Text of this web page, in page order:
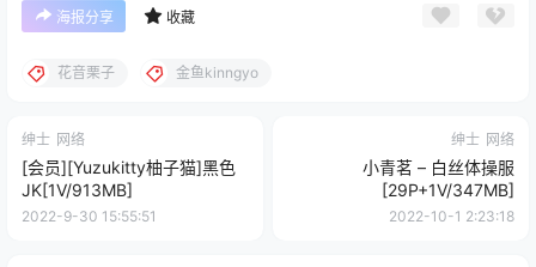
海报分享 收藏
花音栗子 金鱼kinngyo
绅士 网络
[会员][Yuzukitty柚子猫]黑色
JK[1V/913MB]
2022-9-30 15:55:51
绅士 网络
小青茗 – 白丝体操服
[29P+1V/347MB]
2022-10-1 2:23:18